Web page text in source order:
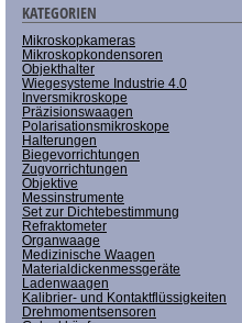
KATEGORIEN
Mikroskopkameras
Mikroskopkondensoren
Objekthalter
Wiegesysteme Industrie 4.0
Inversmikroskope
Präzisionswaagen
Polarisationsmikroskope
Halterungen
Biegevorrichtungen
Zugvorrichtungen
Objektive
Messinstrumente
Set zur Dichtebestimmung
Refraktometer
Organwaage
Medizinische Waagen
Materialdickenmessgeräte
Ladenwaagen
Kalibrier- und Kontaktflüssigkeiten
Drehmomentsensoren